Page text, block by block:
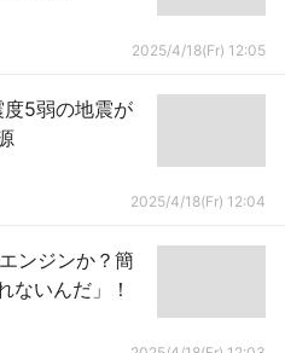
2025/4/18(Fr) 12:05
度5弱の地震が
2025/4/18(Fr) 12:04
ンジンか？簡
ないんだ」！